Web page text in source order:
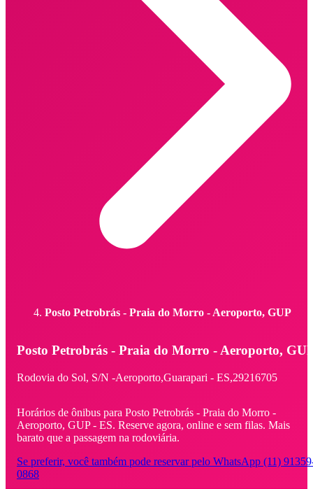
Posto Petrobrás - Praia do Morro - Aeroporto, GUP
Posto Petrobrás - Praia do Morro - Aeroporto,
Rodovia do Sol, S/N -Aeroporto,Guarapari - ES,29216705
Horários de ônibus para Posto Petrobrás - Praia do Morro -
Aeroporto, GUP - ES. Reserve agora, online e sem filas. Mais
barato que a passagem na rodoviária.
Se preferir, você também pode reservar pelo WhatsApp (11)
0868